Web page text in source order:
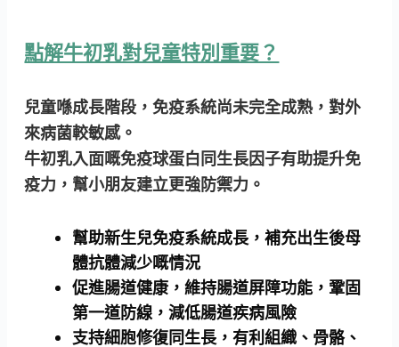
點解牛初乳對兒童特別重要？
兒童喺成長階段，免疫系統尚未完全成熟，對外
來病菌較敏感。
牛初乳入面嘅免疫球蛋白同生長因子有助提升免
疫力 ，幫小朋友建立更強防禦力。
幫助新生兒免疫系統成長，補充出生後母
體抗體減少嘅情況
促進腸道健康，維持腸道屏障功能 ，鞏固
第一道防線，減低腸道疾病風險
支持細胞修復同生長，有利組織、骨骼、